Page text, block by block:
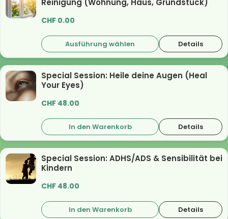
CHF 0.00
Ausführung wählen Details
Special Session: Heile deine Augen (Heal
Your Eyes)
CHF 48.00
In den Warenkorb Details
Special Session: ADHS/ADS & Sensibilität bei
Kindern
CHF 48.00
In den Warenkorb Details